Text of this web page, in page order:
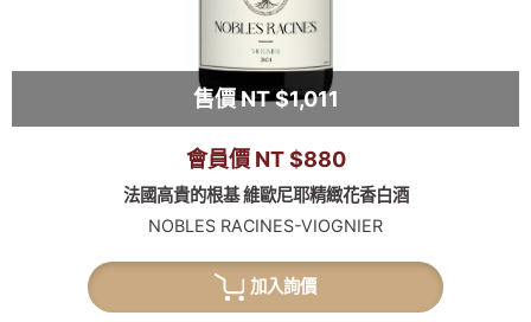
售價 NT $1,011
會員價 NT $880
法國高貴的根基 維歐尼耶精緻花香白酒
NOBLES RACINES-VIOGNIER
加入詢價